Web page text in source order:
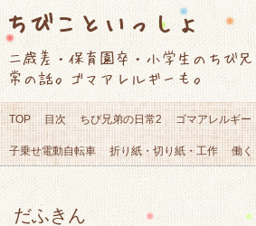
ちびこといっしょ
二歳差・保育園卒・小学生のちび
常の話。ゴマアレルギーも。
TOP 目次 ちび兄弟の日常2 ゴマアレルギー
子乗せ電動自転車 折り紙・切り紙・工作 働く
だふきん